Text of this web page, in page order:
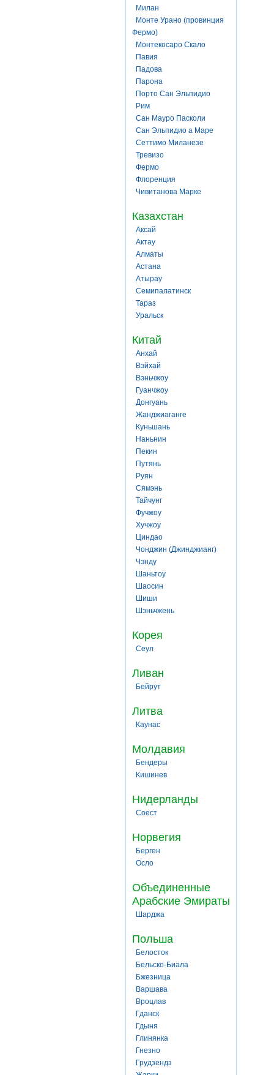
Милан
Монте Урано (провинция
Фермо)
Монтекосаро Скало
Павия
Падова
Парона
Порто Сан Эльпидио
Рим
Сан Мауро Пасколи
Сан Эльпидио а Маре
Сеттимо Миланезе
Тревизо
Фермо
Флоренция
Чивитанова Марке
Казахстан
Аксай
Актау
Алматы
Астана
Атырау
Семипалатинск
Тараз
Уральск
Китай
Анхай
Вэйхай
Вэньчжоу
Гуанчжоу
Донгуань
Жанджиаганге
Куньшань
Наньнин
Пекин
Путянь
Руян
Сямэнь
Тайчунг
Фучжоу
Хучжоу
Циндао
Чонджин (Джинджианг)
Чэнду
Шаньтоу
Шаосин
Шиши
Шэньчжень
Корея
Сеул
Ливан
Бейрут
Литва
Каунас
Молдавия
Бендеры
Кишинев
Нидерланды
Соест
Норвегия
Берген
Осло
Объединенные
Арабские Эмираты
Шарджа
Польша
Белосток
Бельско-Биала
Бжезница
Варшава
Вроцлав
Гданск
Гдыня
Глинянка
Гнезно
Грудзендз